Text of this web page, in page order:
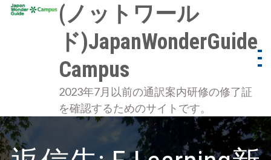
Skip
(ノットワール
ド)JapanWonderGuide
Campus
2023年7月以前の通訳案内研修の修了証
を確認するためのサイトです。